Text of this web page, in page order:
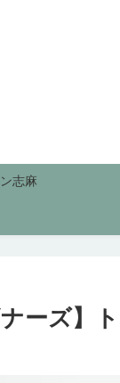
志麻
ーズ】